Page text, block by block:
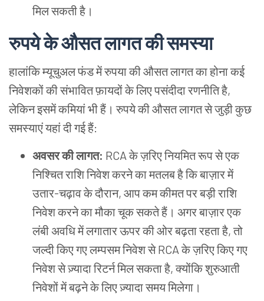
मिल सकती है।
रुपये के औसत लागत की समस्या
हालांकि म्यूचुअल फंड में रुपया की औसत लागत का होना कई
निवेशकों की संभावित फ़ायदों के लिए पसंदीदा रणनीति है,
लेकिन इसमें कमियां भी हैं। रुपये की औसत लागत से जुड़ी कुछ
समस्याएं यहां दी गई हैं:
अवसर की लागत: RCA के ज़रिए नियमित रूप से एक
निश्चित राशि निवेश करने का मतलब है कि बाज़ार में
उतार-चढ़ाव के दौरान, आप कम कीमत पर बड़ी राशि
निवेश करने का मौका चूक सकते हैं। अगर बाज़ार एक
लंबी अवधि में लगातार ऊपर की ओर बढ़ता रहता है, तो
जल्दी किए गए लम्पसम निवेश से RCA के ज़रिए किए गए
निवेश से ज़्यादा रिटर्न मिल सकता है, क्योंकि शुरुआती
निवेशों में बढ़ने के लिए ज़्यादा समय मिलेगा।